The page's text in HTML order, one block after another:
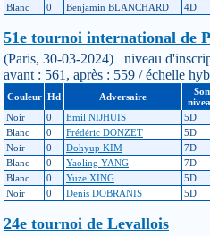
Blanc
0 Benjamin BLANCHARD 4D
51e tournoi international de
(Paris, 30-03-2024) niveau
avant : 561, après : 559 / échelle
Couleur Hd Adversaire
Son
Noir
0 Emil NIJHUIS 5D
Blanc
0 Frédéric DONZET 5D
Noir
0 Dohyup KIM 7D
Blanc
0 Yaoling YANG 7D
Blanc
0 Yuze XING 5D
Noir
0 Denis DOBRANIS 5D
24e tournoi de Levallois